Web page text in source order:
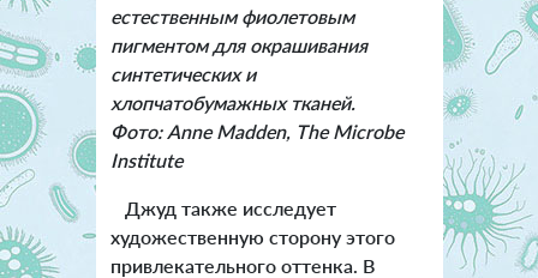
естественным фиолетовым
пигментом для окрашивания
синтетических и
хлопчатобумажных тканей.
Фото: Anne Madden, The Microbe
Institute
Джуд также исследует
художественную сторону этого
привлекательного оттенка. В